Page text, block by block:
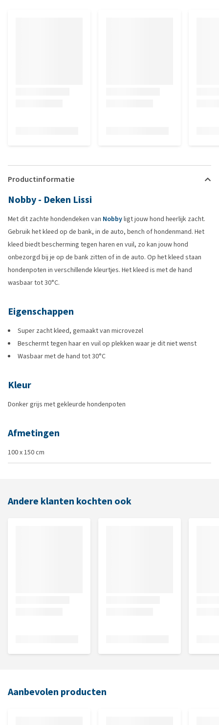
Productinformatie
Nobby - Deken Lissi
Met dit zachte hondendeken van Nobbyligt jouw hond heerlijk zacht.
Gebruik het kleed op de bank, in de auto, bench of hondenmand. Het
kleed biedt bescherming tegen haren en vuil, zo kan jouw hond
onbezorgd bij je op de bank zitten of in de auto. Op het kleed staan
hondenpoten in verschillende kleurtjes. Het kleed is met de hand
wasbaar tot 30°C.
Eigenschappen
Super zacht kleed, gemaakt van microvezel
Beschermt tegen haar en vuil op plekken waar je dit niet wenst
Wasbaar met de hand tot 30°C
Kleur
Donker grijs met gekleurde hondenpoten
Afmetingen
100 x 150 cm
Andere klanten kochten ook
Aanbevolen producten